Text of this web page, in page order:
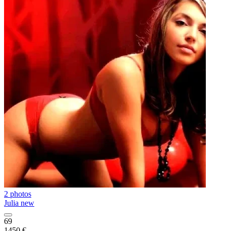
2 photos
Julia new
69